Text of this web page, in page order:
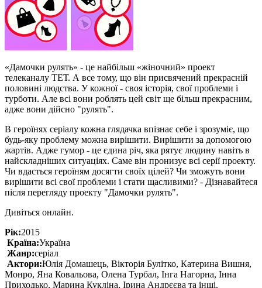
«Дамочки рулять» - це найбільш «жіночний» проект
телеканалу ТЕТ. А все тому, що він присвячений прекрасній
половині людства. У кожної - своя історія, свої проблеми і
турботи. Але всі вони роблять цей світ ще більш прекрасним,
адже вони дійсно "рулять".
В героїнях серіалу кожна глядачка впізнає себе і зрозуміє, що
будь-яку проблему можна вирішити. Вирішити за допомогою
жартів. Адже гумор - це єдина річ, яка рятує людину навіть в
найскладніших ситуаціях. Саме він пронизує всі серії проекту.
Чи вдасться героїням досягти своїх цілей? Чи зможуть вони
вирішити всі свої проблеми і стати щасливими? - Дізнавайтеся
після перегляду проекту "Дамочки рулять".
Дивіться онлайн.
Рік:2015
Країна:Україна
Жанр:серіал
Актори:Юлія Домашець, Вікторія Булітко, Катерина Вишня,
Монро, Яна Ковальова, Олена Турбал, Інга Нагорна, Інна
Приходько, Марина Кукліна, Ірина Андрєєва та інші.